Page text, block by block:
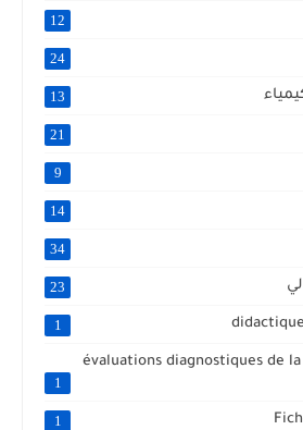
12
24
13
21
9
14
34
23
1
évaluations diagnostiques de
1
1